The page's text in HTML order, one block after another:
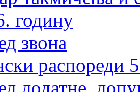
годину
звона
распореди
додатне,